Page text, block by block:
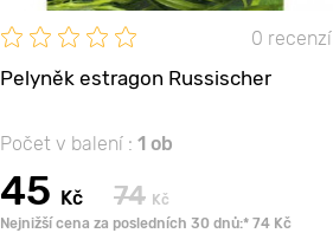
0 recenzí
Pelyněk estragon Russischer
Počet v balení : 1 ob
45 Kč 74 Kč
Nejnižší cena za posledních 30 dnů:* 74 Kč